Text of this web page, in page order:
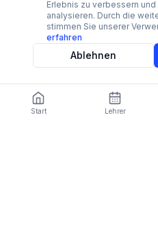
Erlebnis zu verbessern
analysieren. Durch die
stimmen Sie unserer
erfahren
Ablehnen
Start Lehrer